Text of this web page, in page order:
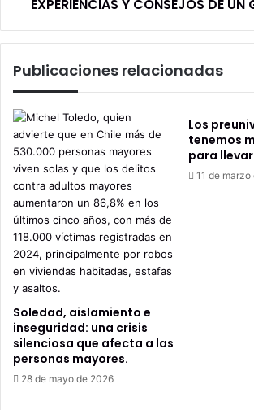
EXPERIENCIAS Y CONSEJOS DE UN
Publicaciones relacionadas
Soledad, aislamiento e
inseguridad: una crisis
silenciosa que afecta a las
personas mayores.
28 de mayo de 2026
Los
tenemos
para
11 de